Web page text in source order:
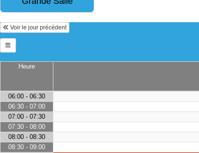
Voir le jour précédent
Heure
06:00 - 06:30
06:30 - 07:00
07:00 - 07:30
07:30 - 08:00
08:00 - 08:30
08:30 - 09:00